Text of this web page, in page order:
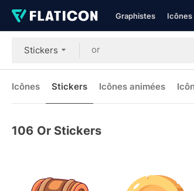
Graphistes Icônes
Stickers
Icônes Stickers Icônes animées
106 Or Stickers